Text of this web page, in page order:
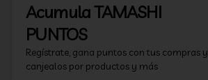
AcumulaTAMASHI
PUNTOS
Regístrate, gana puntos con tus compras y
canjealos por productos y más